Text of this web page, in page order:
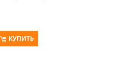
КУПИТЬ